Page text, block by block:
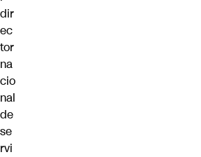
dir
ec
tor
na
cio
nal
de
se
rvi